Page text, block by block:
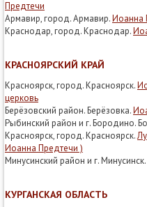
Предтечи
Армавир, город. Армавир.Иоанна
Краснодар, город. Краснодар.
КРАСНОЯРСКИЙ КРАЙ
Красноярск, город. Красноярск.
церковь
Берёзовский район. Берёзовка.
Рыбинский район и г. Бородино.
Красноярск, город. Красноярск.
Иоанна Предтечи )
Минусинский район и г.
КУРГАНСКАЯ ОБЛАСТЬ